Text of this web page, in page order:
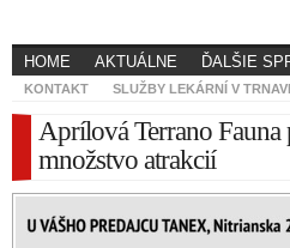
HOME AKTUÁLNE ĎALŠIE
KONTAKT SLUŽBY LEKÁRNÍ V
Aprílová Terrano Fauna
množstvo atrakcií